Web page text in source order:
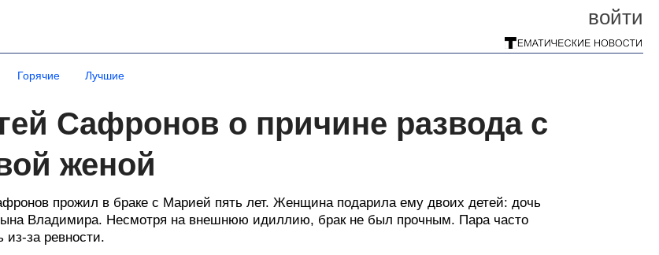
войти
Горячие Лучшие
Сафронов о причине развода с
женой
прожил в браке с Марией пять лет. Женщина подарила ему двоих детей: дочь
Владимира. Несмотря на внешнюю идиллию, брак не был прочным. Пара часто
из-за ревности.